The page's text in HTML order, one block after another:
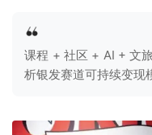
课程 + 社区 + AI + 文
析银发赛道可持续变现